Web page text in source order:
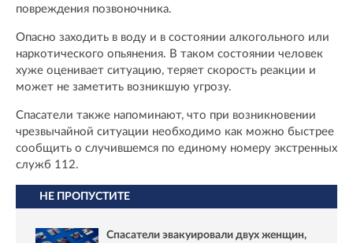
повреждения позвоночника.
Опасно заходить в воду и в состоянии алкогольного или
наркотического опьянения. В таком состоянии человек
хуже оценивает ситуацию, теряет скорость реакции и
может не заметить возникшую угрозу.
Спасатели также напоминают, что при возникновении
чрезвычайной ситуации необходимо как можно быстрее
сообщить о случившемся по единому номеру экстренных
служб 112.
НЕ ПРОПУСТИТЕ
Спасатели эвакуировали двух женщин,